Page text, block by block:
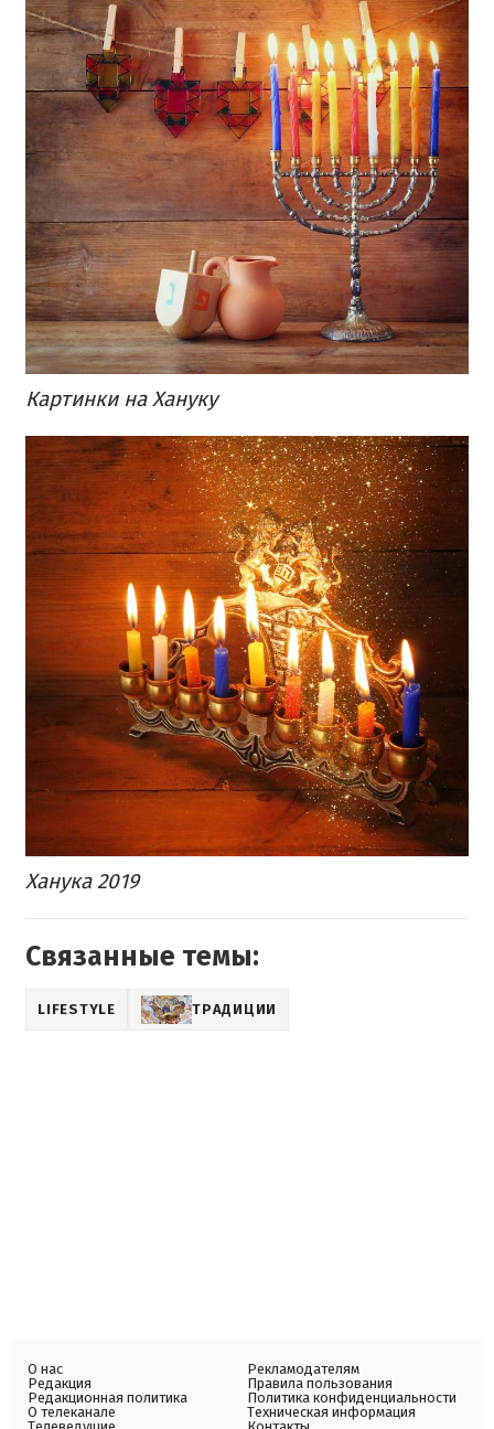
Картинки на Хануку
Ханука 2019
Связанные темы:
LIFESTYLE ТРАДИЦИИ
О нас
Редакция
Редакционная политика
О телеканале
Рекламодателям
Правила пользования
Политика конфиденциальности
Техническая информация